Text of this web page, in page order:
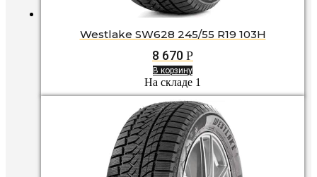
Westlake SW628 245/55 R19 103H
8 670 Р
В корзину
На складе 1